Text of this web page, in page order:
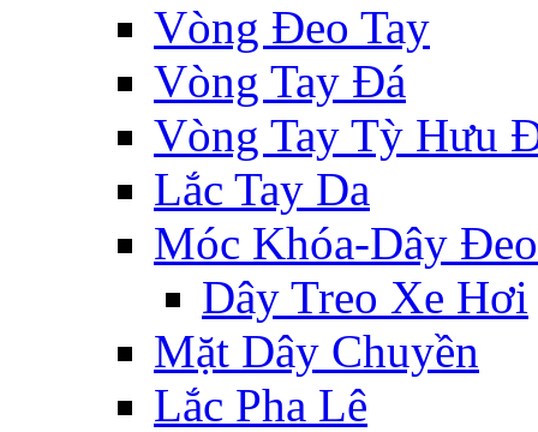
Vòng Đeo Tay
Vòng Tay Đá
Vòng Tay Tỳ Hưu
Lắc Tay Da
Móc Khóa-Dây Đeo
Dây Treo Xe Hơi
Mặt Dây Chuyền
Lắc Pha Lê